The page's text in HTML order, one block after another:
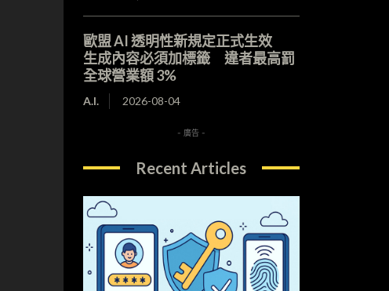
歐盟 AI 透明性新規定正式生效
生成內容必須加標籤 違者最高罰
全球營業額 3%
A.I. 2026-08-04
- 廣告 -
Recent Articles